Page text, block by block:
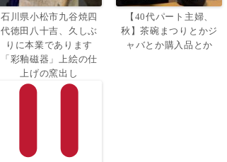
石川県小松市九谷焼四
代徳田八十吉、久しぶ
りに本業であります
「彩釉磁器」上絵の仕
上げの窯出し
【40代パート主婦、
秋】茶碗まつりとかジ
ャバとか購入品とか